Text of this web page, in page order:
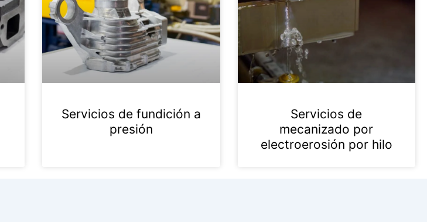
Servicios de fundición a
presión
Servicios de
mecanizado por
electroerosión por hilo